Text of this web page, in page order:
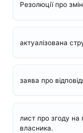
Резолюції про
актуалізована
заява про
лист про згоду на
власника.